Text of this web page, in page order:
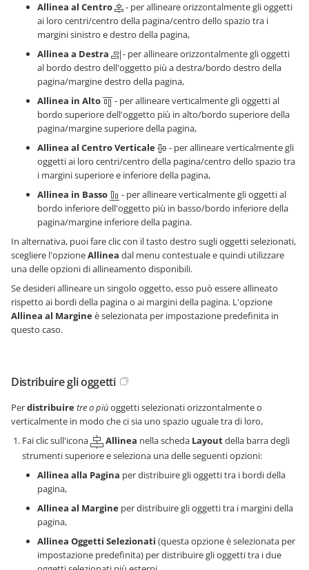
Allinea al Centro
- per allineare orizzontalmente gli oggetti
ai loro centri/centro della pagina/centro dello spazio tra i
margini sinistro e destro della pagina,
Allinea a Destra
- per allineare orizzontalmente gli oggetti
al bordo destro dell'oggetto più a destra/bordo destro della
pagina/margine destro della pagina,
Allinea in Alto
- per allineare verticalmente gli oggetti al
bordo superiore dell'oggetto più in alto/bordo superiore della
pagina/margine superiore della pagina,
Allinea al Centro Verticale
- per allineare verticalmente gli
oggetti ai loro centri/centro della pagina/centro dello spazio tra
i margini superiore e inferiore della pagina,
Allinea in Basso
- per allineare verticalmente gli oggetti al
bordo inferiore dell'oggetto più in basso/bordo inferiore della
pagina/margine inferiore della pagina.
In alternativa, puoi fare clic con il tasto destro sugli oggetti selezionati,
scegliere l'opzioneAllinea dal menu contestuale e quindi utilizzare
una delle opzioni di allineamento disponibili.
Se desideri allineare un singolo oggetto, esso può essere allineato
rispetto ai bordi della pagina o ai margini della pagina. L'opzione
Allinea al Margineè selezionata per impostazione predefinita in
questo caso.
Distribuire gli oggetti
Perdistribuiretre o piùoggetti selezionati orizzontalmente o
verticalmente in modo che ci sia uno spazio uguale tra di loro,
Fai clic sull'icona
Allinea nella scheda Layoutdella barra degli
strumenti superiore e seleziona una delle seguenti opzioni:
Allinea alla Pagina per distribuire gli oggetti tra i bordi della
pagina,
Allinea al Margine per distribuire gli oggetti tra i margini della
pagina,
Allinea Oggetti Selezionati (questa opzione è selezionata per
impostazione predefinita) per distribuire gli oggetti tra i due